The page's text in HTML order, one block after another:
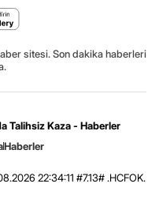
sitesi. Son dakika haberleri
Talihsiz Kaza - Haberler
Haberler
22:34:11 #7.13# .HCFOK.